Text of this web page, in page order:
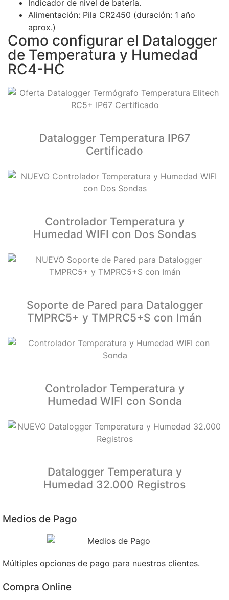
Indicador de nivel de batería.
Alimentación: Pila CR2450 (duración: 1 año
aprox.)
Como configurar el Datalogger
de Temperatura y Humedad
RC4-HC
Datalogger Temperatura IP67
Certificado
Controlador Temperatura y
Humedad WIFI con Dos Sondas
Soporte de Pared para Datalogger
TMPRC5+ y TMPRC5+S con Imán
Controlador Temperatura y
Humedad WIFI con Sonda
Datalogger Temperatura y
Humedad 32.000 Registros
Medios de Pago
Múltiples opciones de pago para nuestros clientes.
Compra Online